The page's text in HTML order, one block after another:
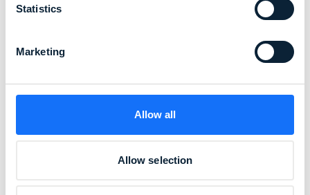
Statistics
Marketing
Allow all
Allow selection